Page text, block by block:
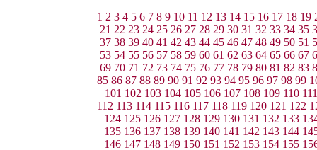
1 2 3 4 5 6 7 8 9 10 11 12 13 14 15 16 17 18 19
21 22 23 24 25 26 27 28 29 30 31 32 33 34 35
37 38 39 40 41 42 43 44 45 46 47 48 49 50 51
53 54 55 56 57 58 59 60 61 62 63 64 65 66 67
69 70 71 72 73 74 75 76 77 78 79 80 81 82 83
85 86 87 88 89 90 91 92 93 94 95 96 97 98 99
101 102 103 104 105 106 107 108 109 110 111
112 113 114 115 116 117 118 119 120 121 122
124 125 126 127 128 129 130 131 132 133
135 136 137 138 139 140 141 142 143 144
146 147 148 149 150 151 152 153 154 155